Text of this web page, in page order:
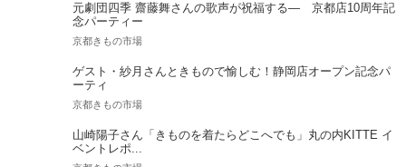
元劇団四季 齋藤舞さんの歌声が祝福する― 京都店10周年記
念パーティー
京都きもの市場
ゲスト・紗月さんときもので愉しむ！静岡店オープン記念パ
ーティ
京都きもの市場
山崎陽子さん「きものを着たらどこへでも」丸の内KITTE イ
ベントレポ...